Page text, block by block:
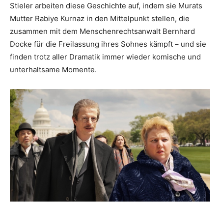
Stieler arbeiten diese Geschichte auf, indem sie Murats
Mutter Rabiye Kurnaz in den Mittelpunkt stellen, die
zusammen mit dem Menschenrechtsanwalt Bernhard
Docke für die Freilassung ihres Sohnes kämpft – und sie
finden trotz aller Dramatik immer wieder komische und
unterhaltsame Momente.